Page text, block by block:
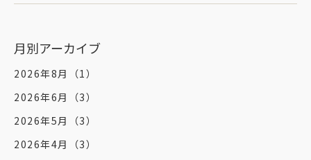
月別アーカイブ
2026年8月
（1）
2026年6月
（3）
2026年5月
（3）
2026年4月
（3）